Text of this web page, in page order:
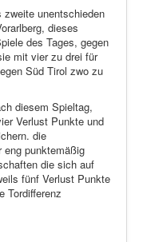
unentschieden
dieses
des Tages, gegen
mit vier zu drei für
Süd Tirol zwo zu
diesem Spieltag,
Verlust Punkte und
die
eng punktemäßig
die sich auf
fünf Verlust Punkte
Tordifferenz